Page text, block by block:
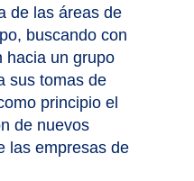
de las áreas de
buscando con
hacia un grupo
sus tomas de
principio el
de nuevos
las empresas de